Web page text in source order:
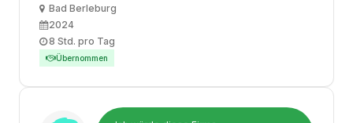
OrtBad Berleburg
Ausbildungsbeginn
2024
Arbeitszeit
8 Std. pro Tag
Übernommen